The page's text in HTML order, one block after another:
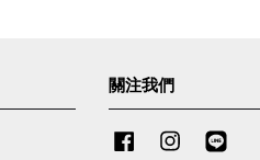
關注我們
Facebook Instagram